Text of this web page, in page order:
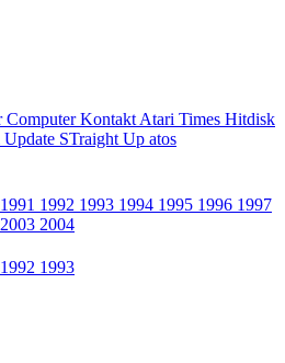
Computer Kontakt Atari Times Hitdisk
STraight Up atos
1991 1992 1993 1994 1995 1996 1997
2003 2004
1992 1993